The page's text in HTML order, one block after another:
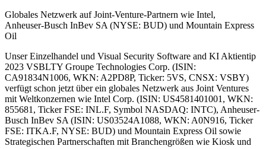
Globales Netzwerk auf Joint-Venture-Partnern wie Intel,
Anheuser-Busch InBev SA (NYSE: BUD) und Mountain Express
Oil
Unser Einzelhandel und Visual Security Software and KI Aktientip
2023 VSBLTY Groupe Technologies Corp. (ISIN:
CA91834N1006, WKN: A2PD8P, Ticker: 5VS, CNSX: VSBY)
verfügt schon jetzt über ein globales Netzwerk aus Joint Ventures
mit Weltkonzernen wie Intel Corp. (ISIN: US4581401001, WKN:
855681, Ticker FSE: INL.F, Symbol NASDAQ: INTC), Anheuser-
Busch InBev SA (ISIN: US03524A1088, WKN: A0N916, Ticker
FSE: ITKA.F, NYSE: BUD) und Mountain Express Oil sowie
Strategischen Partnerschaften mit Branchengrößen wie Kiosk und